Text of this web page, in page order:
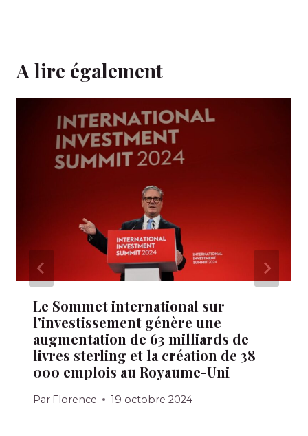
A lire également
Le Sommet international sur
l'investissement génère une
augmentation de 63 milliards de
livres sterling et la création de 38
000 emplois au Royaume-Uni
Par Florence 19 octobre 2024